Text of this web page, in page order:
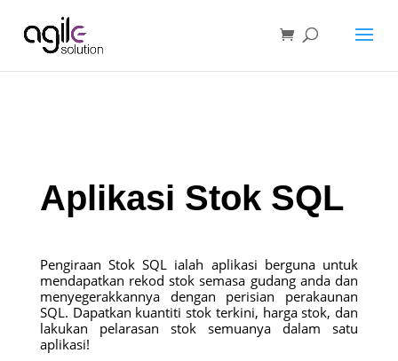
Aplikasi Stok SQL
Pengiraan Stok SQL ialah aplikasi berguna untuk
mendapatkan rekod stok semasa gudang anda dan
menyegerakkannya dengan perisian perakaunan
SQL. Dapatkan kuantiti stok terkini, harga stok, dan
lakukan pelarasan stok semuanya dalam satu
aplikasi!